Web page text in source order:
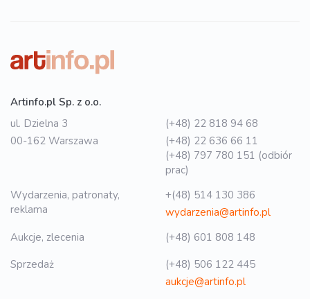
Artinfo.pl Sp. z o.o.
ul. Dzielna 3
00-162 Warszawa
(+48) 22 818 94 68
(+48) 22 636 66 11
(+48) 797 780 151 (odbiór
prac)
Wydarzenia, patronaty,
reklama
+(48) 514 130 386
wydarzenia@artinfo.pl
Aukcje, zlecenia
(+48) 601 808 148
Sprzedaż
(+48) 506 122 445
aukcje@artinfo.pl